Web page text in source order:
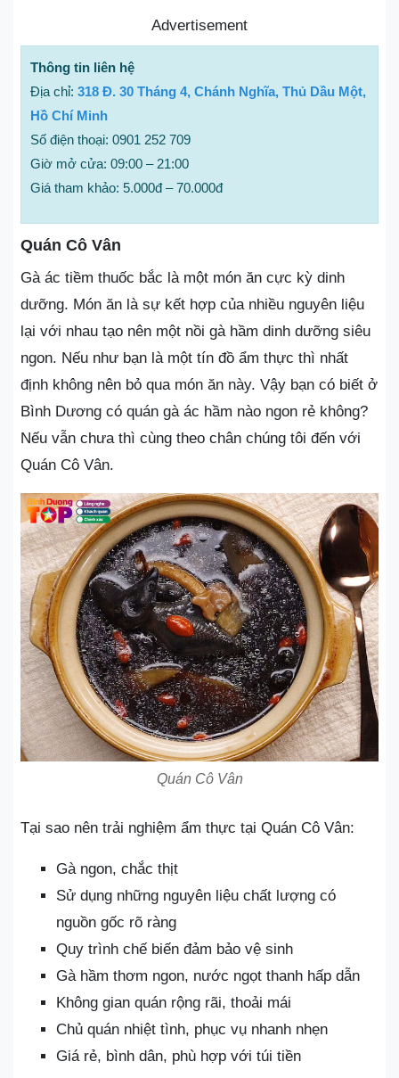
Advertisement
Thông tin liên hệ
Địa chỉ: 318 Đ. 30 Tháng 4, Chánh Nghĩa, Thủ Dầu Một,
Hồ Chí Minh
Số điện thoại: 0901 252 709
Giờ mở cửa: 09:00 – 21:00
Giá tham khảo: 5.000đ – 70.000đ
Quán Cô Vân
Gà ác tiềm thuốc bắc là một món ăn cực kỳ dinh
dưỡng. Món ăn là sự kết hợp của nhiều nguyên liệu
lại với nhau tạo nên một nồi gà hầm dinh dưỡng siêu
ngon. Nếu như bạn là một tín đồ ẩm thực thì nhất
định không nên bỏ qua món ăn này. Vậy bạn có biết ở
Bình Dương có quán gà ác hầm nào ngon rẻ không?
Nếu vẫn chưa thì cùng theo chân chúng tôi đến với
Quán Cô Vân.
Quán Cô Vân
Tại sao nên trải nghiệm ẩm thực tại Quán Cô Vân:
Gà ngon, chắc thịt
Sử dụng những nguyên liệu chất lượng có
nguồn gốc rõ ràng
Quy trình chế biến đảm bảo vệ sinh
Gà hầm thơm ngon, nước ngọt thanh hấp dẫn
Không gian quán rộng rãi, thoải mái
Chủ quán nhiệt tình, phục vụ nhanh nhẹn
Giá rẻ, bình dân, phù hợp với túi tiền